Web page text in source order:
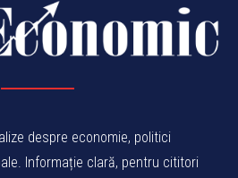
despre economie, politici
Informație clară, pentru cititori